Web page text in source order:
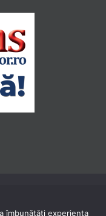
îmbunătăți experiența